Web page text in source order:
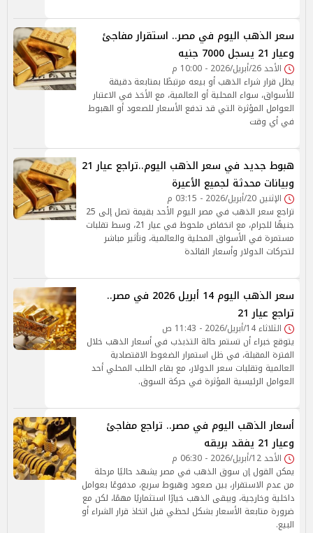
سعر الذهب اليوم في مصر.. استقرار مفاجئ
وعيار 21 يسجل 7000 جنيه
الأحد 26/أبريل/2026 - 10:00 م
يظل قرار شراء الذهب أو بيعه مرتبطًا بمتابعة دقيقة
للأسواق، سواء المحلية أو العالمية، مع الأخذ في الاعتبار
العوامل المؤثرة التي قد تدفع الأسعار للصعود أو الهبوط
في أي وقت
هبوط جديد في سعر الذهب اليوم..تراجع عيار 21
وبيانات محدثة لجميع الأعيرة
الإثنين 20/أبريل/2026 - 03:15 م
تراجع سعر الذهب في مصر اليوم الأحد بقيمة تصل إلى 25
جنيهًا للجرام، مع انخفاض ملحوظ في عيار 21، وسط تقلبات
مستمرة في الأسواق المحلية والعالمية، وتأثير مباشر
لتحركات الدولار وأسعار الفائدة
سعر الذهب اليوم 14 أبريل 2026 في مصر..
تراجع عيار 21
الثلاثاء 14/أبريل/2026 - 11:43 ص
يتوقع خبراء أن تستمر حالة التذبذب في أسعار الذهب خلال
الفترة المقبلة، في ظل استمرار الضغوط الاقتصادية
العالمية وتقلبات سعر الدولار، مع بقاء الطلب المحلي أحد
العوامل الرئيسية المؤثرة في حركة السوق.
أسعار الذهب اليوم في مصر.. تراجع مفاجئ
وعيار 21 يفقد بريقه
الأحد 12/أبريل/2026 - 06:30 م
يمكن القول إن سوق الذهب في مصر يشهد حاليًا مرحلة
من عدم الاستقرار، بين صعود وهبوط سريع، مدفوعًا بعوامل
داخلية وخارجية، ويبقى الذهب خيارًا استثماريًا مهمًا، لكن مع
ضرورة متابعة الأسعار بشكل لحظي قبل اتخاذ قرار الشراء أو
البيع.